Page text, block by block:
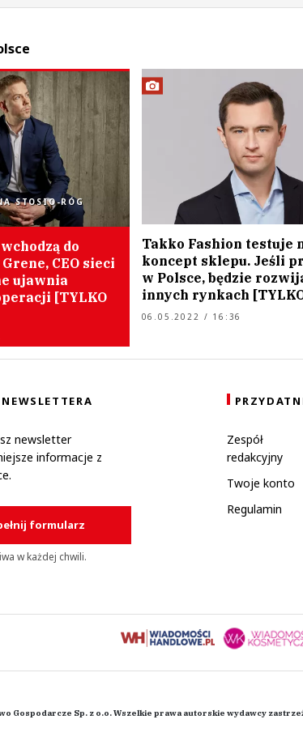
STOSIO-RÓG
do
CEO sieci
ujawnia
[TYLKO
Takko Fashion testuje
koncept sklepu. Jeśli
w Polsce, będzie
innych rynkach
06.05.2022 / 16:36
newsletter
informacje z
formularz
w każdej chwili.
Zespół
redakcyjny
Twoje konto
Regulamin
Gospodarcze Sp. z o.o. Wszelkie prawa autorskie wydawcy